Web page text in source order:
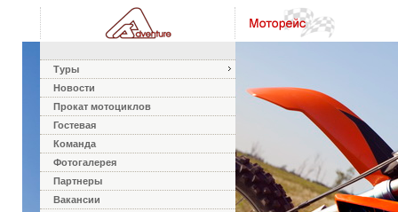
Туры
Новости
Прокат мотоциклов
Гостевая
Команда
Фотогалерея
Партнеры
Вакансии